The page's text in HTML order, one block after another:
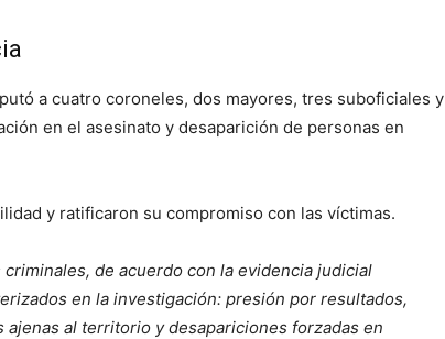
a cuatro coroneles, dos mayores, tres suboficiales y
en el asesinato y desaparición de personas en
y ratificaron su compromiso con las víctimas.
criminales, de acuerdo con la evidencia judicial
en la investigación: presión por resultados,
al territorio y desapariciones forzadas en